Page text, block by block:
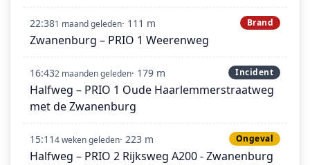
22:381 maand geleden· 111 m Brand
Zwanenburg – PRIO 1 Weerenweg
16:432 maanden geleden· 179 m Incident
Halfweg – PRIO 1 Oude Haarlemmerstraatweg
met de Zwanenburg
15:114 weken geleden· 223 m Ongeval
Halfweg – PRIO 2 Rijksweg A200 - Zwanenburg